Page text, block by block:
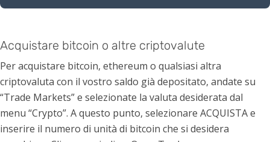
Acquistare bitcoin o altre criptovalute
Per acquistare bitcoin, ethereum o qualsiasi altra
criptovaluta con il vostro saldo già depositato, andate su
“Trade Markets” e selezionate la valuta desiderata dal
menu “Crypto”. A questo punto, selezionare ACQUISTA e
inserire il numero di unità di bitcoin che si desidera